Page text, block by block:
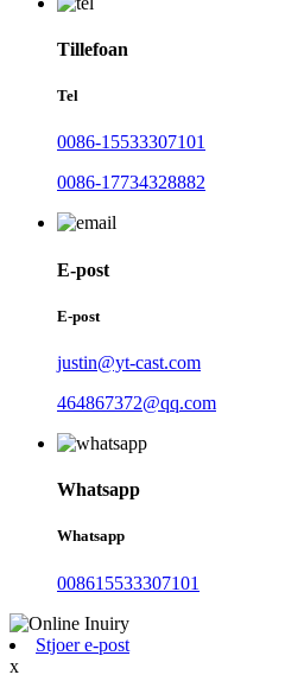
Tillefoan
Tel
0086-15533307101
0086-17734328882
E-post
E-post
justin@yt-cast.com
464867372@qq.com
Whatsapp
Whatsapp
008615533307101
Stjoer e-post
x